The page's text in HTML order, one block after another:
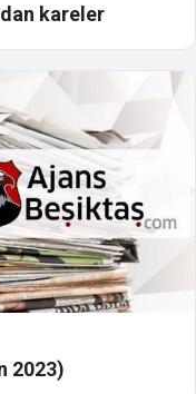
kareler
2023)